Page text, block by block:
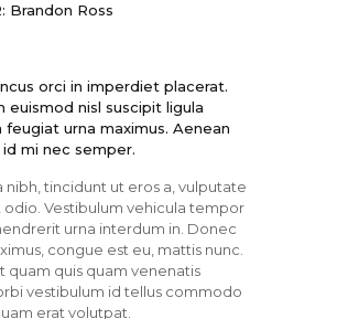
Brandon Ross
orci in imperdiet placerat.
euismod nisl suscipit ligula
feugiat urna maximus. Aenean
mi nec semper.
nibh, tincidunt ut eros a, vulputate
odio. Vestibulum vehicula tempor
urna interdum in. Donec
congue est eu, mattis nunc.
quam quis quam venenatis
vestibulum id tellus commodo
erat volutpat.